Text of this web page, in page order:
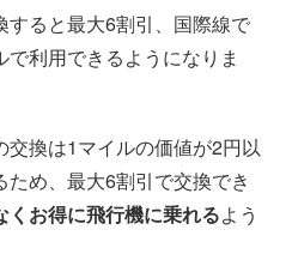
すると最大6割引、国際線で
利用できるようになりま
交換は1マイルの価値が2円以
め、最大6割引で交換でき
くお得に飛行機に乗れるよう